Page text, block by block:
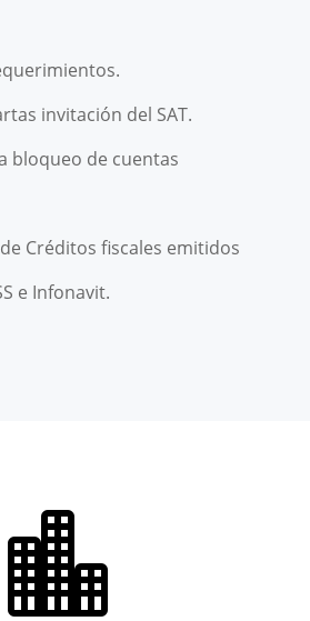
invitación del SAT.
bloqueo de cuentas
Créditos fiscales emitidos
e Infonavit.
